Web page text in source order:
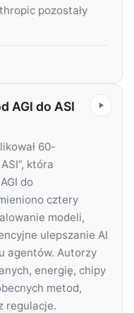
pozostały
AGI do ASI
60-
która
do
cztery
modeli,
ulepszanie AI
agentów. Autorzy
energię, chipy
metod,
regulacje.